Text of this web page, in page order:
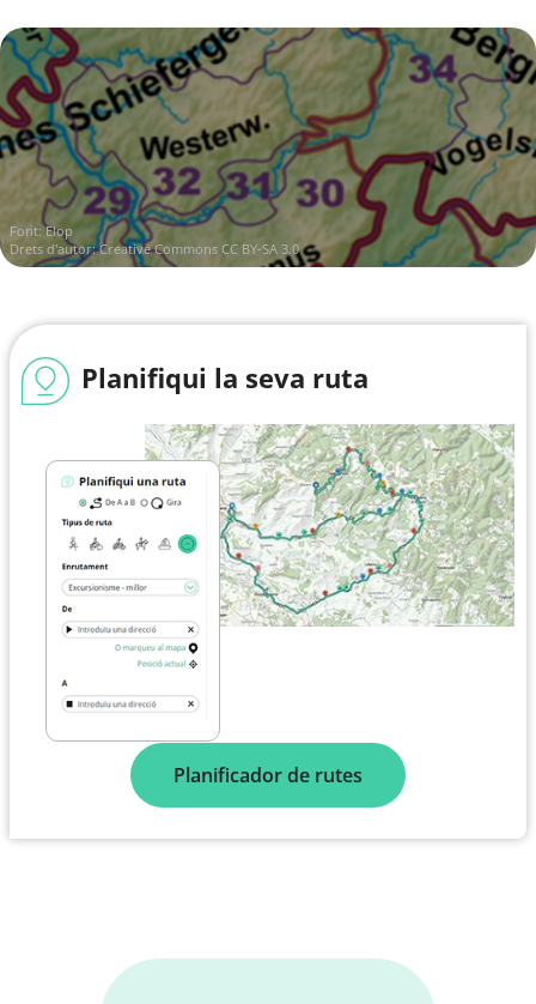
Font:Elop
Drets d'autor:Creative Commons CC BY-SA 3.0
Planifiqui la seva ruta
Planificador de rutes